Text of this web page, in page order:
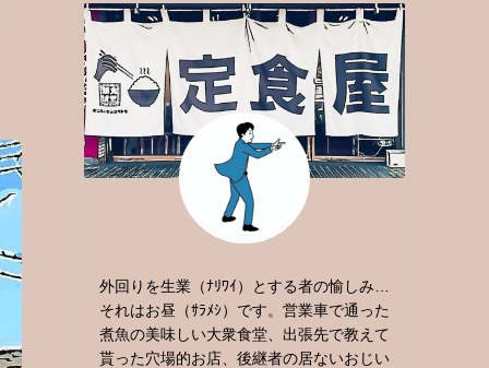
外回りを生業（ﾅﾘﾜｲ）とする者の愉しみ…
それはお昼（ｻﾗﾒｼ）です。営業車で通った
煮魚の美味しい大衆食堂、出張先で教えて
貰った穴場的お店、後継者の居ないおじい